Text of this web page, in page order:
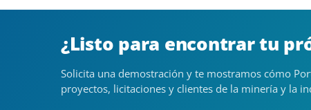
¿Listo para encontrar tu
Solicita una demostración y te mostramos cómo
proyectos, licitaciones y clientes de la minería y la